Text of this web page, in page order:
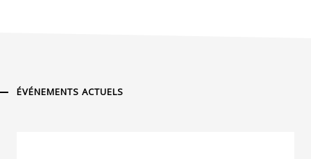
ÉVÉNEMENTS ACTUELS